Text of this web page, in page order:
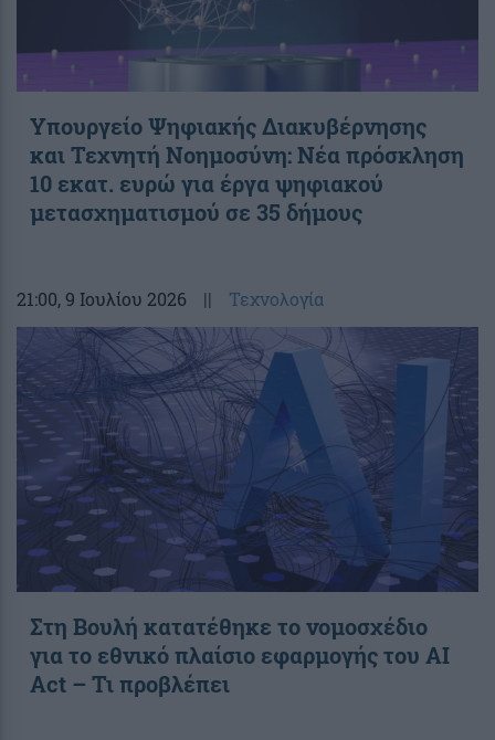
Υπουργείο Ψηφιακής Διακυβέρνησης
και Τεχνητή Νοημοσύνη: Νέα πρόσκληση
10 εκατ. ευρώ για έργα ψηφιακού
μετασχηματισμού σε 35 δήμους
21:00, 9 Ιουλίου 2026 || Τεχνολογία
Στη Βουλή κατατέθηκε το νομοσχέδιο
για το εθνικό πλαίσιο εφαρμογής του AI
Act – Τι προβλέπει